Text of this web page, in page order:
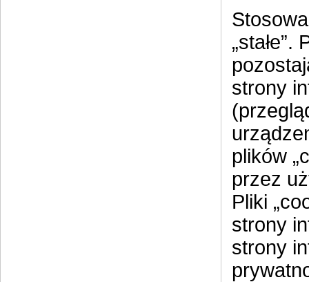
strony
plików
przez
Pliki
strony
strony